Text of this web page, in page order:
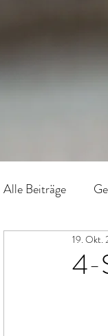
Alle Beiträge
4-
19. Okt.